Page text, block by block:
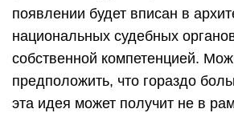
появлении будет вписан в
национальных судебных
собственной компетенцией.
предположить, что гораздо
эта идея может получит не в